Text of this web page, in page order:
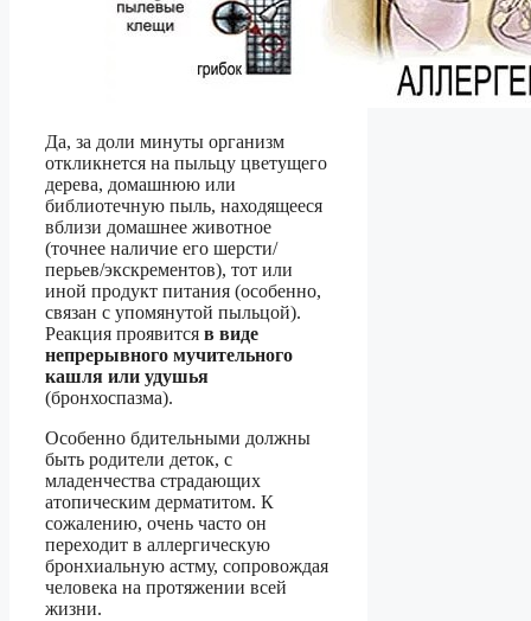
Да, за доли минуты организм
откликнется на пыльцу цветущего
дерева, домашнюю или
библиотечную пыль, находящееся
вблизи домашнее животное
(точнее наличие его шерсти/
перьев/экскрементов), тот или
иной продукт питания (особенно,
связан с упомянутой пыльцой).
Реакция проявится в виде
непрерывного мучительного
кашля или удушья
(бронхоспазма).
Особенно бдительными должны
быть родители деток, с
младенчества страдающих
атопическим дерматитом. К
сожалению, очень часто он
переходит в аллергическую
бронхиальную астму, сопровождая
человека на протяжении всей
жизни.